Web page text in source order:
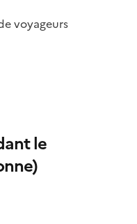
voyageurs
le